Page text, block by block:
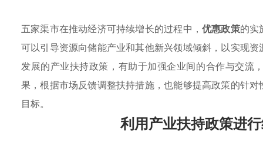
五家渠市在推动经济可持续增长的过程中， 优惠政策的实
可以引导资源向储能产业和其他新兴领域倾斜，以实现
发展的产业扶持政策，有助于加强企业间的合作与交流
果，根据市场反馈调整扶持措施，也能够提高政策的针
目标。
利用产业扶持政策进